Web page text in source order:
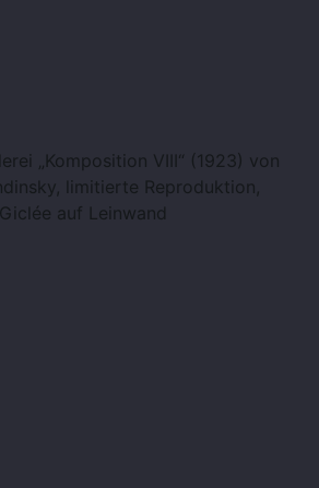
„Komposition VIII“ (1923) von
limitierte Reproduktion,
Giclée auf Leinwand